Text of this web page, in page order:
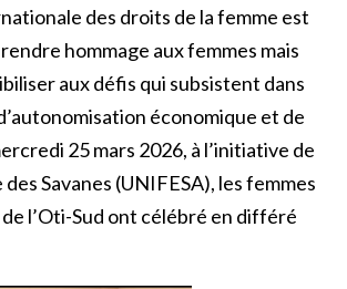
des droits de la femme est
hommage aux femmes mais
aux défis qui subsistent dans
économique et de
25 mars 2026, à l’initiative de
des Savanes (UNIFESA), les femmes
l’Oti-Sud ont célébré en différé